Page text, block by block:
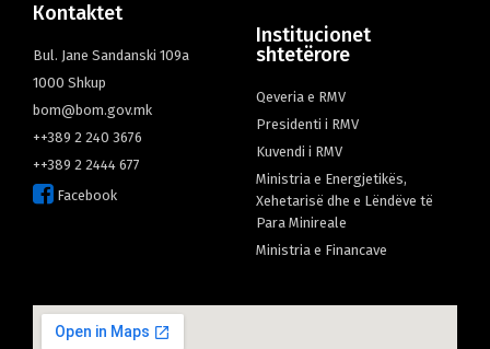
Кontaktet
Bul. Jane Sandanski 109а
1000 Shkup
bom@bom.gov.mk
++389 2 240 3676
++389 2 2444 677
Facebook
Institucionet
shtetërore
Qeveria e RMV
Presidenti i RMV
Kuvendi i RMV
Ministria e Energjetikës,
Xehetarisë dhe e Lëndëve të
Para Minireale
Мinistria e Financave